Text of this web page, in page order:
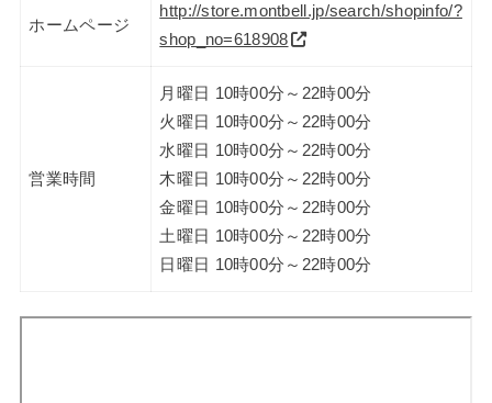
ホームページ
http://store.montbell.jp/search/shopinfo/?
shop_no=618908
営業時間
月曜日 10時00分～22時00分
火曜日 10時00分～22時00分
水曜日 10時00分～22時00分
木曜日 10時00分～22時00分
金曜日 10時00分～22時00分
土曜日 10時00分～22時00分
日曜日 10時00分～22時00分